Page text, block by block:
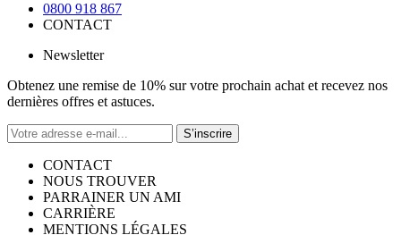
0800 918 867
CONTACT
Newsletter
Obtenez une remise de 10% sur votre prochain achat et recevez nos
dernières offres et astuces.
S’inscrire
CONTACT
NOUS TROUVER
PARRAINER UN AMI
CARRIÈRE
MENTIONS LÉGALES